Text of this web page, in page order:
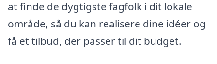
at finde de dygtigste fagfolk i dit lokale
område, så du kan realisere dine idéer og
få et tilbud, der passer til dit budget.